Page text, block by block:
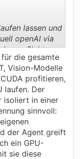
lassen und
openAI via
Sicht
man bei den
kaufen und
Model in LXC.
m.E. keine
die gesamte
Vision-Modelle
profitieren,
laufen. Der
isoliert in einer
sinnvoll:
der Agent greift
ein GPU-
sie diese